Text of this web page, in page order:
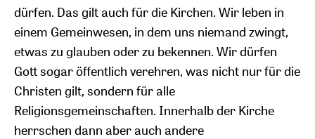
dürfen. Das gilt auch für die Kirchen. Wir leben in
einem Gemeinwesen, in dem uns niemand zwingt,
etwas zu glauben oder zu bekennen. Wir dürfen
Gott sogar öffentlich verehren, was nicht nur für die
Christen gilt, sondern für alle
Religionsgemeinschaften. Innerhalb der Kirche
herrschen dann aber auch andere